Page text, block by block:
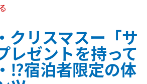
クリスマスー「サ
レゼントを持って
⁉宿泊者限定の体